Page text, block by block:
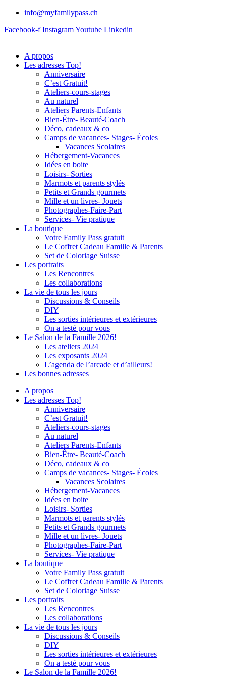
info@myfamilypass.ch
Facebook-f InstagramYoutube Linkedin
A propos
Les adresses Top!
Anniversaire
C’est Gratuit!
Ateliers-cours-stages
Au naturel
Ateliers Parents-Enfants
Bien-Être- Beauté-Coach
Déco, cadeaux & co
Camps de vacances- Stages- Écoles
Vacances Scolaires
Hébergement-Vacances
Idées en boite
Loisirs- Sorties
Marmots et parents stylés
Petits et Grands gourmets
Mille et un livres- Jouets
Photographes-Faire-Part
Services- Vie pratique
La boutique
Votre Family Pass gratuit
Le Coffret Cadeau Famille & Parents
Set de Coloriage Suisse
Les portraits
Les Rencontres
Les collaborations
La vie de tous les jours
Discussions & Conseils
DIY
Les sorties intérieures et extérieures
On a testé pour vous
Le Salon de la Famille 2026!
Les ateliers 2024
Les exposants 2024
L’agenda de l’arcade et d’ailleurs!
Les bonnes adresses
A propos
Les adresses Top!
Anniversaire
C’est Gratuit!
Ateliers-cours-stages
Au naturel
Ateliers Parents-Enfants
Bien-Être- Beauté-Coach
Déco, cadeaux & co
Camps de vacances- Stages- Écoles
Vacances Scolaires
Hébergement-Vacances
Idées en boite
Loisirs- Sorties
Marmots et parents stylés
Petits et Grands gourmets
Mille et un livres- Jouets
Photographes-Faire-Part
Services- Vie pratique
La boutique
Votre Family Pass gratuit
Le Coffret Cadeau Famille & Parents
Set de Coloriage Suisse
Les portraits
Les Rencontres
Les collaborations
La vie de tous les jours
Discussions & Conseils
DIY
Les sorties intérieures et extérieures
On a testé pour vous
Le Salon de la Famille 2026!